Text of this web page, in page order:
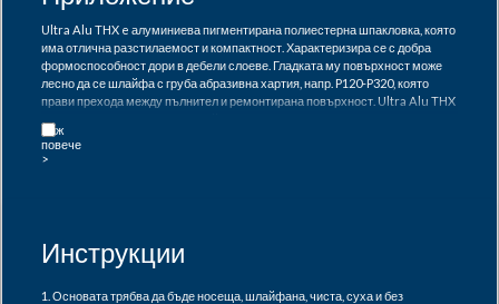
Ultra Alu THX e алуминиева пигментирана полиестерна шпакловка, която
има отлична разстилаемост и компактност. Характеризира се с добра
формоспособност дори в дебели слоеве. Гладката му повърхност може
лесно да се шлайфа с груба абразивна хартия, напр. P120-P320, която
прави прехода между пълнител и ремонтирана повърхност. Ultra Alu THX
механични свойства, така че компонентите да се подсилват чрез
използването му. Този продукт е особено подходящ за запълване на
Инструкции
1. Основата трябва да бъде носеща, шлайфана, чиста, суха и без